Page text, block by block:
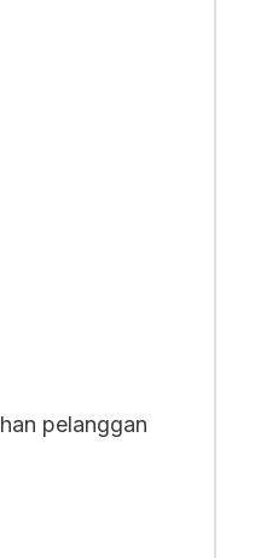
pelanggan